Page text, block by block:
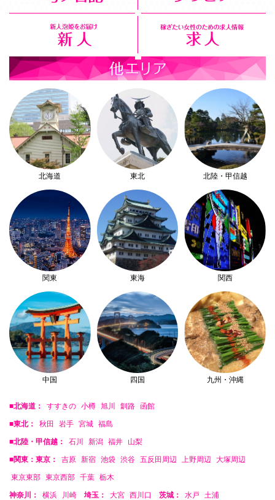
北海道 東北 北陸・甲信越
関東 東海 関西
中国 四国 九州・沖縄
■北海道： すすきの 小樽 旭川 釧路 函館
■東北： 秋田 岩手 宮城 福島
■北陸・甲信越： 石川 新潟 福井 山梨
■関東：東京： 吉原 新宿 池袋 渋谷 五反田周辺 上野周辺 大塚周辺
東京東部 東京西部 千葉 栃木
神奈川： 横浜 川崎 埼玉： 大宮 西川口 茨城： 水戸 土浦